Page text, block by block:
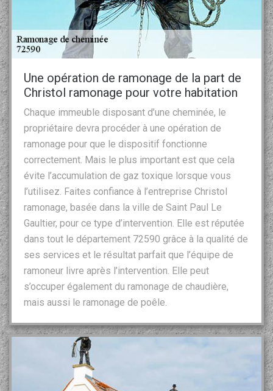
Une opération de ramonage de la part de
Christol ramonage pour votre habitation
Chaque immeuble disposant d’une cheminée, le
propriétaire devra procéder à une opération de
ramonage pour que le dispositif fonctionne
correctement. Mais le plus important est que cela
évite l’accumulation de gaz toxique lorsque vous
l’utilisez. Faites confiance à l’entreprise Christol
ramonage, basée dans la ville de Saint Paul Le
Gaultier, pour ce type d’intervention. Elle est réputée
dans tout le département 72590 grâce à la qualité de
ses services et le résultat parfait que l’équipe de
ramoneur livre après l’intervention. Elle peut
s’occuper également du ramonage de chaudière,
mais aussi le ramonage de poêle.